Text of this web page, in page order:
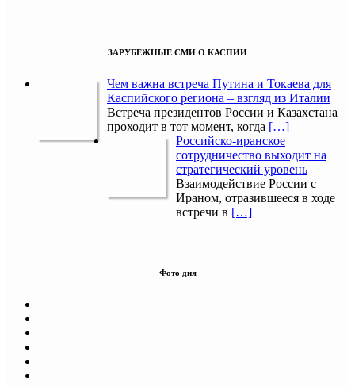
ЗАРУБЕЖНЫЕ СМИ О КАСПИИ
Чем важна встреча Путина и Токаева для
Каспийского региона – взгляд из Италии
Встреча президентов России и Казахстана
проходит в тот момент, когда […]
Российско-иранское
сотрудничество выходит на
стратегический уровень
Взаимодействие России с
Ираном, отразившееся в ходе
встречи в […]
Фото дня